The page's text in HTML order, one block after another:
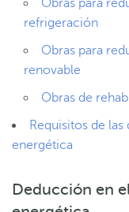
Obras para
refrigeración
Obras para
renovable
Obras de
Requisitos de
energética
Deducción en